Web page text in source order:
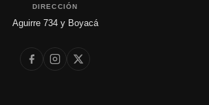
DIRECCIÓN
Aguirre 734 y Boyacá